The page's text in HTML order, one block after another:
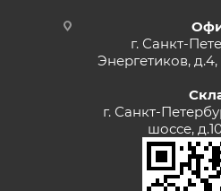
г. Санкт-
Энергетиков, д.4,
г. Санкт-
шоссе,